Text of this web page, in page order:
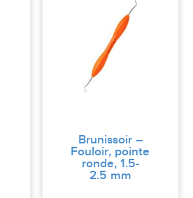
Brunissoir –
Fouloir, pointe
ronde, 1.5-
2.5 mm